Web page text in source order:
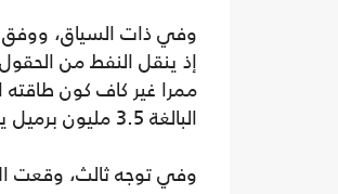
وفي ذات السياق، ووفق
إذ ينقل النفط من
البالغة 3.5 مليون برميل يوميا.